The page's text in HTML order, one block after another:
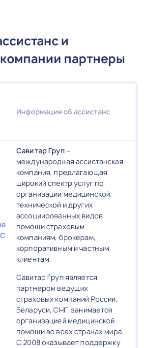
и
партнеры
Информация об ассистанс
Савитар Груп –
международная ассистанская
компания, предлагающая
широкий спектр услуг по
организации медицинской,
технической и других
ассоциированных видов
помощи страховым
компаниям, брокерам,
корпоративным и частным
клиентам.
Савитар Груп является
партнером ведущих
страховых компаний России,
Беларуси, СНГ, занимается
организацией медицинской
помощи во всех странах мира.
С 2008 оказывает поддержку